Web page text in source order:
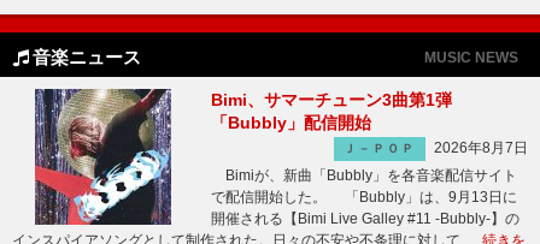
音楽ニュース MUSIC NEWS
Bimi、サマーチューン3曲第1弾
「Bubbly」配信開始
Ｊ－ＰＯＰ
2026年8月7日
Bimiが、新曲「Bubbly」を各音楽配信サイト
で配信開始した。 「Bubbly」は、9月13日に
開催される【Bimi Live Galley #11 -Bubbly-】の
インスパイアソングとして制作された。日々の不安や不条理に対して … 続きを